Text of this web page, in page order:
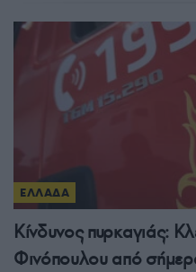
ΕΛΛΑΔΑ
Κίνδυνος πυρκαγιάς:
Φινόπουλου από